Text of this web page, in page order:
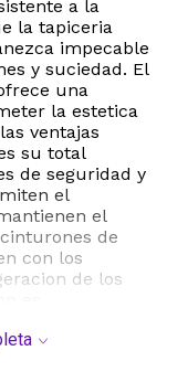
a la
la tapiceria
impecable
y suciedad. El
una
la estetica
ventajas
su total
de seguridad y
el
el
de
con los
de los
que